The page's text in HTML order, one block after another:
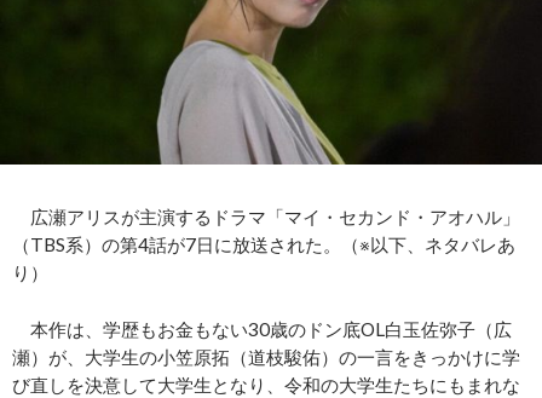
広瀬アリスが主演するドラマ「マイ・セカンド・アオハル」
（TBS系）の第4話が7日に放送された。（※以下、ネタバレあ
り）
本作は、学歴もお金もない30歳のドン底OL白玉佐弥子（広
瀬）が、大学生の小笠原拓（道枝駿佑）の一言をきっかけに学
び直しを決意して大学生となり、令和の大学生たちにもまれな